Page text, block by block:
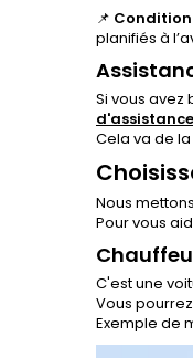
📌
planifiés à
Si vous
d'assistance
Cela va de
Nous
Pour vous
C'est une
Vous
Exemple de